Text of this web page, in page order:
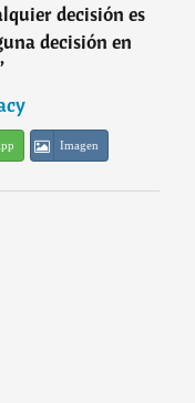
decisión es
decisión en
Imagen